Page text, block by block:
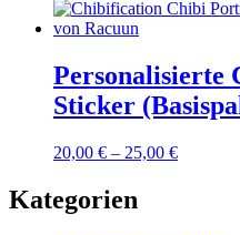
Personalisierte
Sticker
20,00 € – 25,00 €
Kategorien